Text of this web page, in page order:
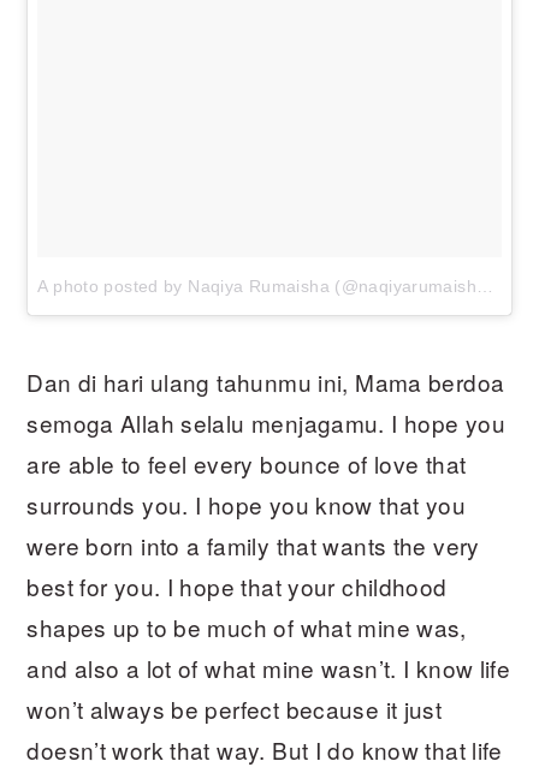
Dan di hari ulang tahunmu ini, Mama berdoa
semoga Allah selalu menjagamu. I hope you
are able to feel every bounce of love that
surrounds you. I hope you know that you
were born into a family that wants the very
best for you. I hope that your childhood
shapes up to be much of what mine was,
and also a lot of what mine wasn’t. I know life
won’t always be perfect because it just
doesn’t work that way. But I do know that life